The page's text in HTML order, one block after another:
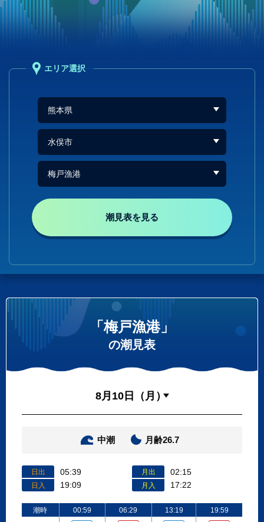
エリア選択
潮見表を見る
「梅戸漁港」
の潮見表
中潮 月齢26.7
日出 05:39
日入 19:09
月出 02:15
月入 17:22
潮時 00:59 06:29 13:19 19:59